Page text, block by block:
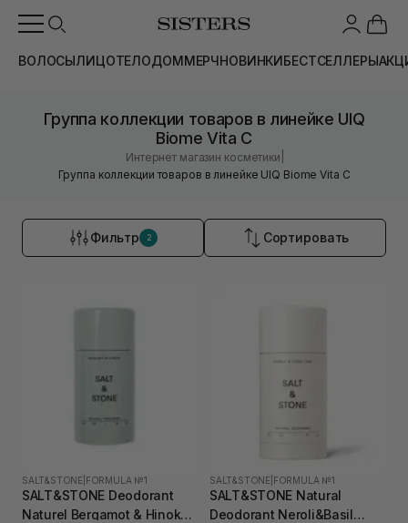
ВОЛОСЫЛИЦОТЕЛОДОММЕРЧНОВИНКИБЕСТСЕЛЛЕРЫ
Группа коллекции товаров в линейке UIQ
Biome Vita C
Интернет магазин косметики
Группа коллекции товаров в линейке UIQ Biome Vita C
Фильтр 2 Сортировать
SALT&STONE FORMULA №1
SALT&STONE Deodorant
Naturel Bergamot & Hinoka
SALT&STONE FORMULA №1
SALT&STONE Natural
Deodorant Neroli&Basil